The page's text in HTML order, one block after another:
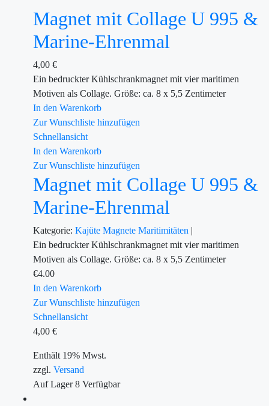
Magnet mit Collage U 995 &
Marine-Ehrenmal
4,00 €
Ein bedruckter Kühlschrankmagnet mit vier maritimen
Motiven als Collage. Größe: ca. 8 x 5,5 Zentimeter
In den Warenkorb
Zur Wunschliste hinzufügen
Schnellansicht
In den Warenkorb
Zur Wunschliste hinzufügen
Magnet mit Collage U 995 &
Marine-Ehrenmal
Kategorie: Kajüte Magnete Maritimitäten |
Ein bedruckter Kühlschrankmagnet mit vier maritimen
Motiven als Collage. Größe: ca. 8 x 5,5 Zentimeter
€4.00
In den Warenkorb
Zur Wunschliste hinzufügen
Schnellansicht
4,00 €
Enthält 19% Mwst.
zzgl. Versand
Auf Lager8 Verfügbar